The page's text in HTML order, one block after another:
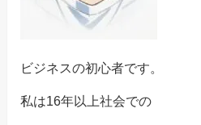
ビジネスの初心者です。
私は16年以上社会での